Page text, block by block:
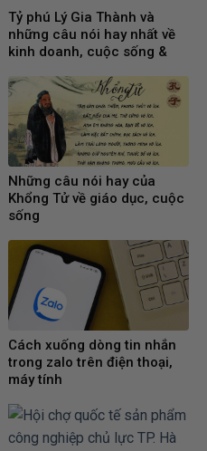
Tỷ phú Lý Gia Thành và
những câu nói hay nhất về
kinh doanh, cuộc sống &
Những câu nói hay của
Khổng Tử về giáo dục, cuộc
sống
Cách xuống dòng tin nhắn
trong zalo trên điện thoại,
máy tính